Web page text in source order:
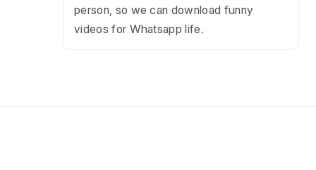
person, so we can download funny
videos for Whatsapp life.